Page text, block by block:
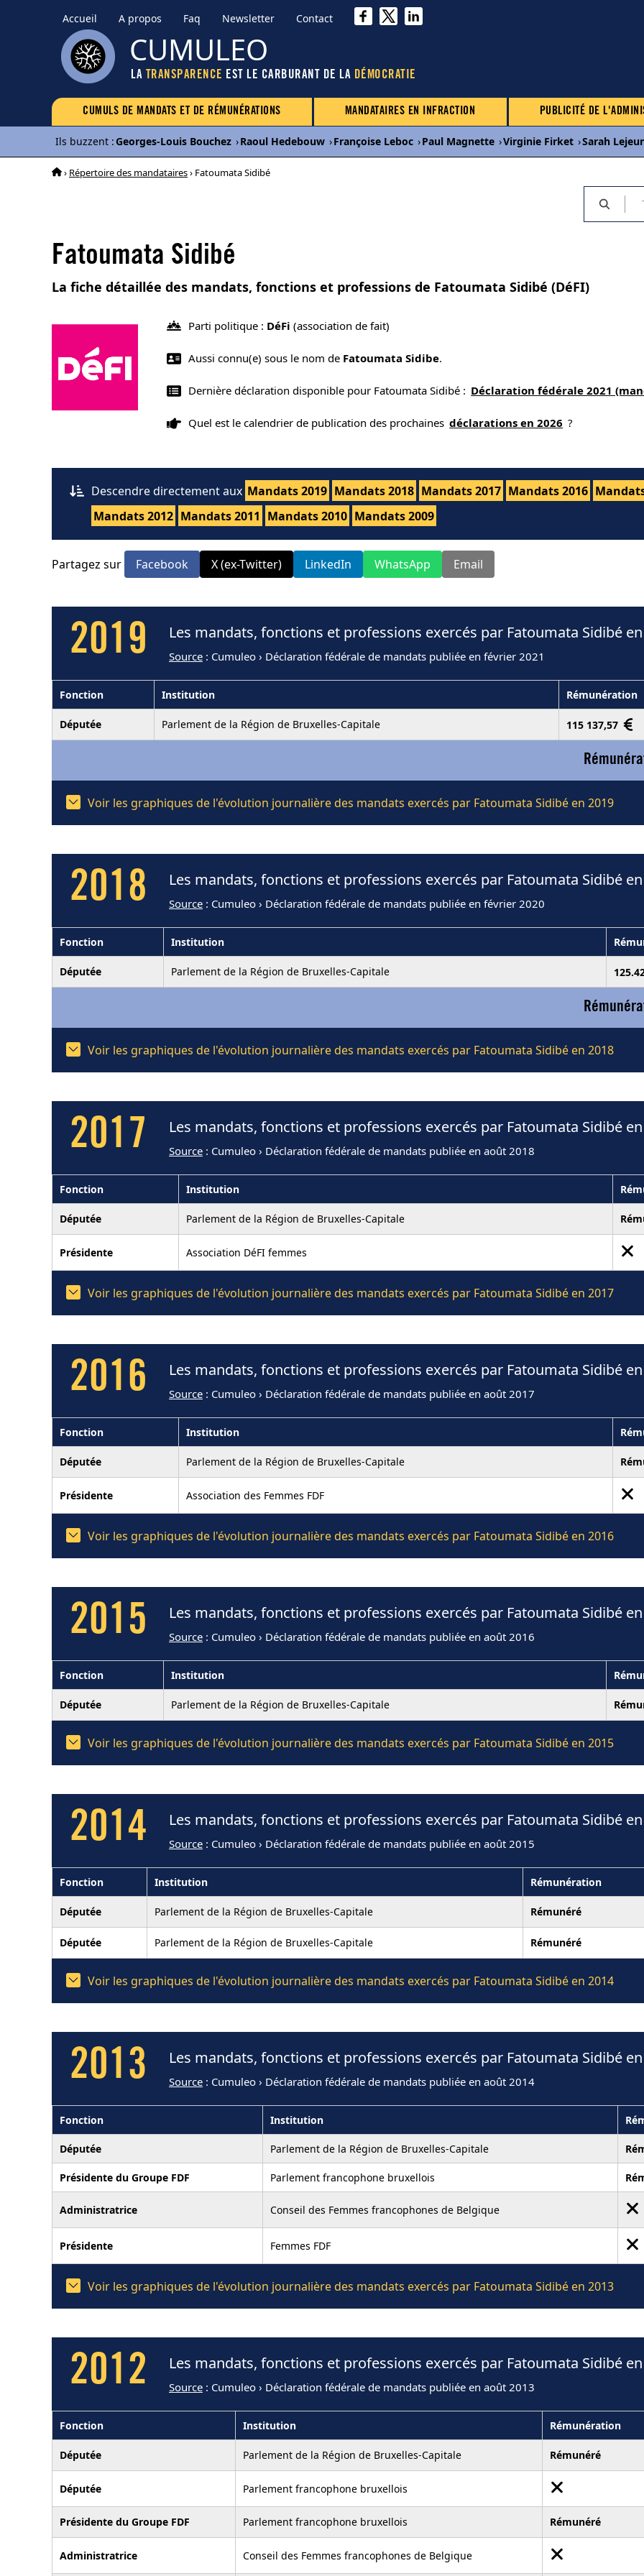
Accueil A propos Faq Newsletter Contact
CUMULEO
LA TRANSPARENCE EST LE CARBURANT DE LA DÉMOCRATIE
CUMULS DE MANDATS ET DE RÉMUNÉRATIONS MANDATAIRES EN INFRACTION PUBLICITÉ DE
Ils buzzent :Georges-Louis Bouchez ›Raoul Hedebouw ›Françoise Leboc ›Paul Magnette ›Virginie Firket ›Sarah
› Répertoire des mandataires› Fatoumata Sidibé
Fatoumata Sidibé
La fiche détaillée des mandats, fonctions et professions de Fatoumata Sidibé (DéFI)
Parti politique : DéFi (association de fait)
Aussi connu(e) sous le nom de Fatoumata Sidibe.
Dernière déclaration disponible pour Fatoumata Sidibé : Déclaration fédérale 2021
Quel est le calendrier de publication des prochaines déclarations en 2026 ?
Descendre directement aux Mandats 2019 Mandats 2018 Mandats 2017 Mandats 2016
Mandats 2012 Mandats 2011 Mandats 2010 Mandats 2009
Partagez sur Facebook X (ex-Twitter) LinkedIn WhatsApp Email
2019 Les mandats, fonctions et professions exercés par Fatoumata Sidibé
Source : Cumuleo › Déclaration fédérale de mandats publiée en février 2021
Fonction Institution Rémunération
Députée Parlement de la Région de Bruxelles-Capitale 115 137,57
Voir les graphiques de l'évolution journalière des mandats exercés par Fatoumata Sidibé en 2019
2018 Les mandats, fonctions et professions exercés par Fatoumata Sidibé
Source : Cumuleo › Déclaration fédérale de mandats publiée en février 2020
Fonction Institution
Députée Parlement de la Région de Bruxelles-Capitale
Voir les graphiques de l'évolution journalière des mandats exercés par Fatoumata Sidibé en 2018
2017 Les mandats, fonctions et professions exercés par Fatoumata Sidibé
Source : Cumuleo › Déclaration fédérale de mandats publiée en août 2018
Fonction Institution
Députée Parlement de la Région de Bruxelles-Capitale
Présidente Association DéFI femmes
Voir les graphiques de l'évolution journalière des mandats exercés par Fatoumata Sidibé en 2017
2016 Les mandats, fonctions et professions exercés par Fatoumata Sidibé
Source : Cumuleo › Déclaration fédérale de mandats publiée en août 2017
Fonction Institution
Députée Parlement de la Région de Bruxelles-Capitale
Présidente Association des Femmes FDF
Voir les graphiques de l'évolution journalière des mandats exercés par Fatoumata Sidibé en 2016
2015 Les mandats, fonctions et professions exercés par Fatoumata Sidibé
Source : Cumuleo › Déclaration fédérale de mandats publiée en août 2016
Fonction Institution
Députée Parlement de la Région de Bruxelles-Capitale
Voir les graphiques de l'évolution journalière des mandats exercés par Fatoumata Sidibé en 2015
2014 Les mandats, fonctions et professions exercés par Fatoumata Sidibé
Source : Cumuleo › Déclaration fédérale de mandats publiée en août 2015
Fonction Institution Rémunération
Députée Parlement de la Région de Bruxelles-Capitale Rémunéré
Députée Parlement de la Région de Bruxelles-Capitale Rémunéré
Voir les graphiques de l'évolution journalière des mandats exercés par Fatoumata Sidibé en 2014
2013 Les mandats, fonctions et professions exercés par Fatoumata Sidibé
Source : Cumuleo › Déclaration fédérale de mandats publiée en août 2014
Fonction Institution
Députée Parlement de la Région de Bruxelles-Capitale
Présidente du Groupe FDF Parlement francophone bruxellois
Administratrice Conseil des Femmes francophones de Belgique
Présidente Femmes FDF
Voir les graphiques de l'évolution journalière des mandats exercés par Fatoumata Sidibé en 2013
2012 Les mandats, fonctions et professions exercés par Fatoumata Sidibé
Source : Cumuleo › Déclaration fédérale de mandats publiée en août 2013
Fonction Institution Rémunération
Députée Parlement de la Région de Bruxelles-Capitale Rémunéré
Députée Parlement francophone bruxellois
Présidente du Groupe FDF Parlement francophone bruxellois Rémunéré
Administratrice Conseil des Femmes francophones de Belgique